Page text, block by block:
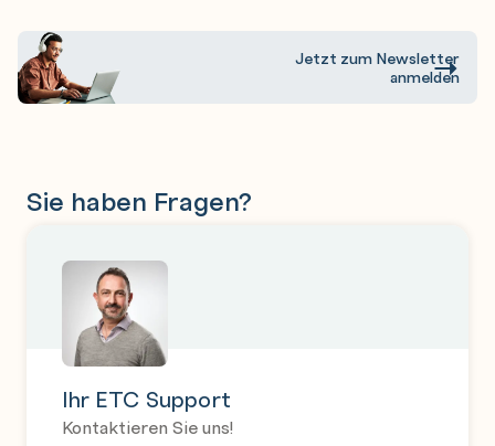
Explore and configure the features of the web
subsystem.
Configure subsystems that support clustered
Deploy HA Singleton applications.
Configure the batch subsystem
Explore and configure batch jobs and batch
subsystem.
Discover new features in JBoss Enterprise
Jetzt zum Newsletter
anmelden
Sie haben Fragen?
Ihr ETC Support
Kontaktieren Sie uns!